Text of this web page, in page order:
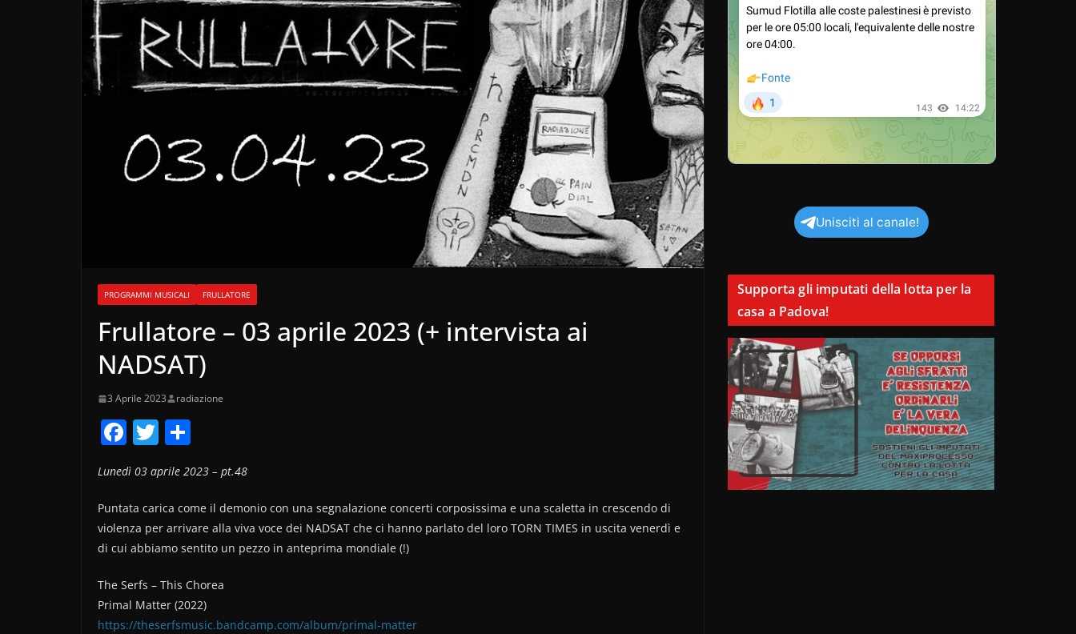
PROGRAMMI MUSICALI FRULLATORE
Frullatore – 03 aprile 2023 (+ intervista ai
NADSAT)
3 Aprile 2023 radiazione
F
a
c
e
b
o
o
k
T
w
itt
er
n
di
vi
di
Lunedì 03 aprile 2023 – pt.48
Puntata carica come il demonio con una segnalazione concerti corposissima e una scaletta in crescendo di
violenza per arrivare alla viva voce dei NADSAT che ci hanno parlato del loro TORN TIMES in uscita venerdì e
di cui abbiamo sentito un pezzo in anteprima mondiale (!)
The Serfs – This Chorea
Primal Matter (2022)
https://theserfsmusic.bandcamp.com/album/primal-matter
Unisciti al canale!
Supporta gli imputati della lotta per la
casa a Padova!